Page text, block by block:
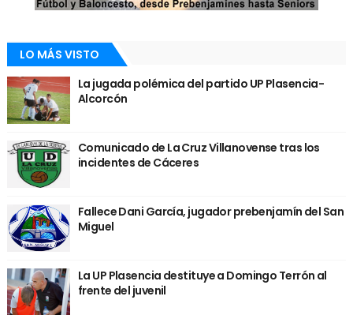
LO MÁS VISTO
La jugada polémica del partido UP Plasencia-
Alcorcón
Comunicado de La Cruz Villanovense tras los
incidentes de Cáceres
Fallece Dani García, jugador prebenjamín del San
Miguel
La UP Plasencia destituye a Domingo Terrón al
frente del juvenil